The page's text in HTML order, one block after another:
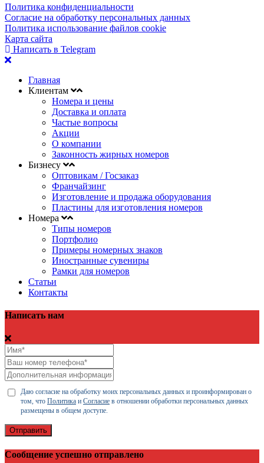
Политика конфиденциальности
Согласие на обработку персональных данных
Политика использование файлов cookie
Карта сайта
Написать в Telegram
Главная
Клиентам
Номера и цены
Доставка и оплата
Частые вопросы
Акции
О компании
Законность жирных номеров
Бизнесу
Оптовикам / Госзаказ
Франчайзинг
Изготовление и продажа оборудования
Пластины для изготовления номеров
Номера
Типы номеров
Портфолио
Примеры номерных знаков
Иностранные сувениры
Рамки для номеров
Статьи
Контакты
Написать нам
Даю согласие на обработку моих персональных данных и проинформирован о
том, что Политика и Согласие в отношении обработки персональных данных
размещены в общем доступе.
Отправить
Сообщение успешно отправлено